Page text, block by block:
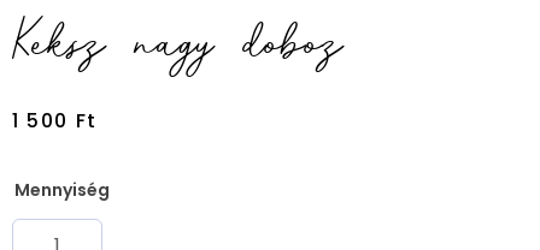
Keksz nagy doboz
1 500 Ft
Mennyiség